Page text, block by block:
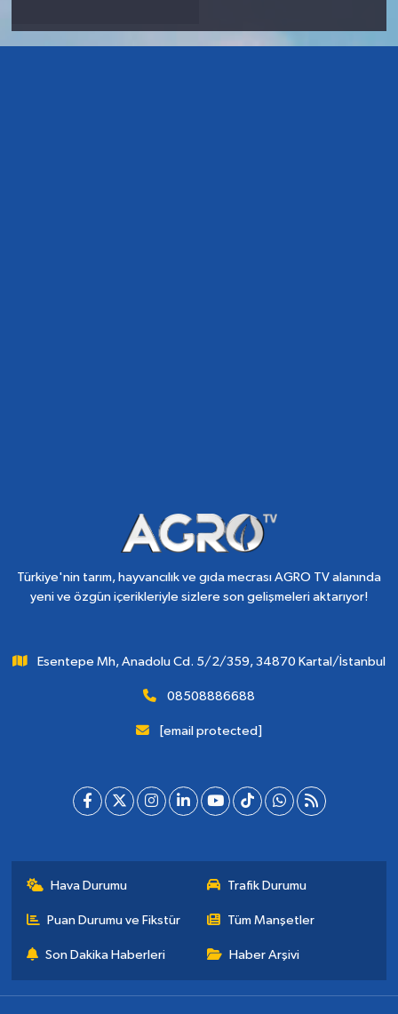
Türkiye'nin tarım, hayvancılık ve gıda mecrası AGRO TV alanında
yeni ve özgün içerikleriyle sizlere son gelişmeleri aktarıyor!
Esentepe Mh, Anadolu Cd. 5/2/359, 34870 Kartal/İstanbul
08508886688
[email protected]
Hava Durumu Trafik Durumu
Puan Durumu ve Fikstür Tüm Manşetler
Son Dakika Haberleri Haber Arşivi